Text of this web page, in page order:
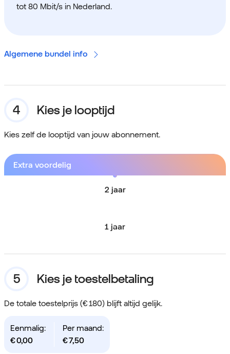
tot 80 Mbit/s in Nederland.
Algemene bundel info
Kies je looptijd
Kies zelf de looptijd van jouw abonnement.
Extra voordelig
2 jaar
1 jaar
Kies je toestelbetaling
De totale toestelprijs (€ 180) blijft altijd gelijk.
Eenmalig:
€0,00
Per maand:
€7,50